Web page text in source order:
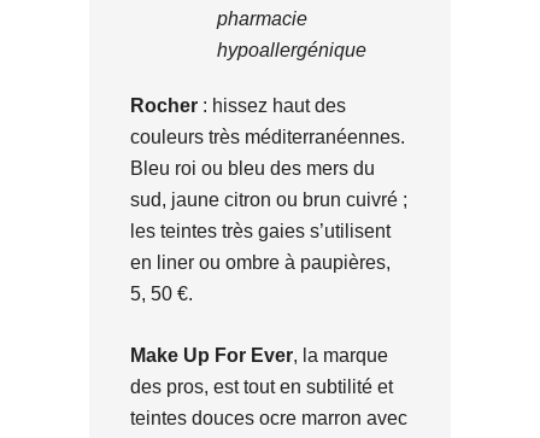
pharmacie
hypoallergénique
Rocher : hissez haut des
couleurs très méditerranéennes.
Bleu roi ou bleu des mers du
sud, jaune citron ou brun cuivré ;
les teintes très gaies s’utilisent
en liner ou ombre à paupières,
5, 50 €.
Make Up For Ever, la marque
des pros, est tout en subtilité et
teintes douces ocre marron avec